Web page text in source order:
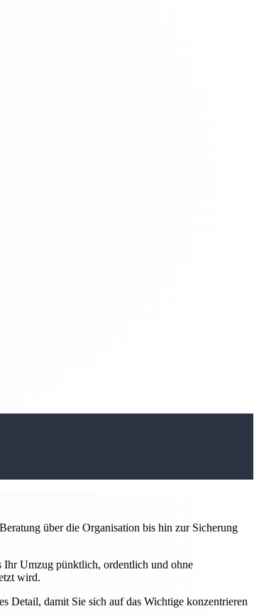
über die Organisation bis hin zur Sicherung
Ihr Umzug pünktlich, ordentlich und ohne
wird.
Detail, damit Sie sich auf das Wichtige konzentrieren